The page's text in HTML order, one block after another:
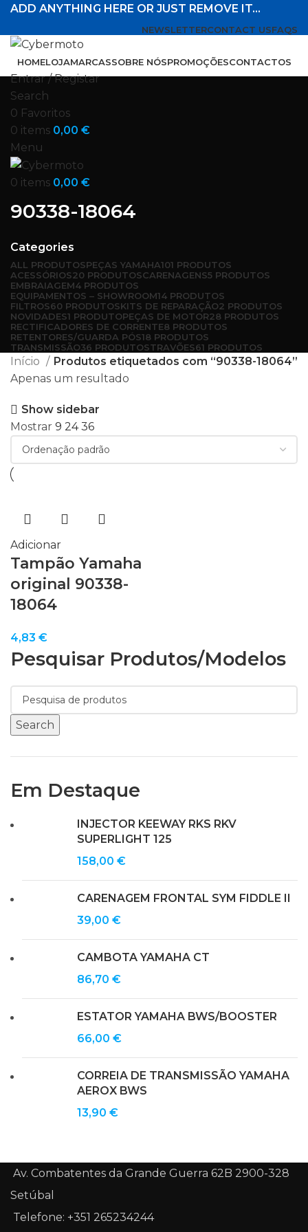
ADD ANYTHING HERE OR JUST REMOVE IT…
NEWSLETTERCONTACT USFAQS
HOMELOJAMARCASSOBRE NÓSPROMOÇÕESCONTACTOS
Entrar / Registar
Search
0 Favoritos
0 items 0,00 €
Menu
0 items 0,00 €
90338-18064
Categories
ALL PRODUTOSPEÇAS YAMAHA101 PRODUTOS
ACESSÓRIOS20 PRODUTOSCARENAGENS5 PRODUTOS
EMBRAIAGEM4 PRODUTOS
EQUIPAMENTOS – SHOWROOM14 PRODUTOS
FILTROS60 PRODUTOSKITS DE REPARAÇÃO2 PRODUTOS
NOVIDADES1 PRODUTOPEÇAS DE MOTOR28 PRODUTOS
RECTIFICADORES DE CORRENTE8 PRODUTOS
RETENTORES/GUARDA PÓS18 PRODUTOS
TRANSMISSÃO36 PRODUTOSTRAVÕES61 PRODUTOS
Pesquisar Produtos/modelos
Search
Em Destaque
INJECTOR KEEWAY RKS RKV
SUPERLIGHT 125
158,00 €
CARENAGEM FRONTAL SYM FIDDLE II
39,00 €
CAMBOTA YAMAHA CT
86,70 €
ESTATOR YAMAHA BWS/BOOSTER
66,00 €
CORREIA DE TRANSMISSÃO YAMAHA
AEROX BWS
13,90 €
Início
Produtos etiquetados com “90338-18064”
Apenas um resultado
Show sidebar
Mostrar 9 2436
Adicionar
Tampão Yamaha
original 90338-
18064
4,83 €
Av. Combatentes da Grande Guerra 62B 2900-328
Setúbal
Telefone: +351 265234244